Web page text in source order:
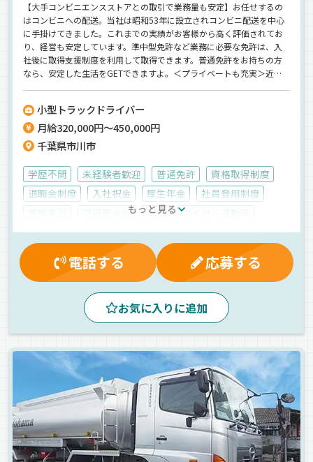
【大手コンビニエンスストアとの取引で業務量も安定】お任せするの
はコンビニへの配送。当社は昭和53年に設立されコンビニ配送を中心
に手掛けてきました。これまでの実績がお客様から高く評価されてお
り、経営も安定しています。準中型免許など業務に必要な免許は、入
社後に取得支援制度を利用して取得できます。普通免許をお持ちの方
なら、安定した生活をGETできますよ。＜プライベートも充実＞近距
小型トラックドライバー
月給320,000円～450,000円
千葉県市川市
学歴不問 未経験者歓迎 普通免許
資格取得制度
退職金制度
入社祝金 厚生年金
社員登用制度
交通費支給 昇給
マイカー通勤可
健康保険
労災保険 無事故手当
雇用保険
有給休暇
残業手当 賞与
制服・作業着貸与
真夜中 昼 夜 夕方
コンビニ配送
ルート配送 地場
ETC搭載
食品 冷蔵・冷凍車 正社員
もっと見る
電話する 応募する
お気に入りに追加